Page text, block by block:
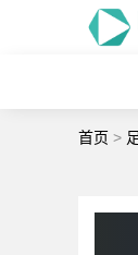
首页 >